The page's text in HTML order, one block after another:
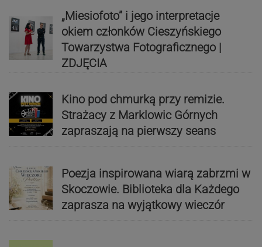
„Miesiofoto” i jego interpretacje
okiem członków Cieszyńskiego
Towarzystwa Fotograficznego |
ZDJĘCIA
Kino pod chmurką przy remizie.
Strażacy z Marklowic Górnych
zapraszają na pierwszy seans
Poezja inspirowana wiarą zabrzmi w
Skoczowie. Biblioteka dla Każdego
zaprasza na wyjątkowy wieczór